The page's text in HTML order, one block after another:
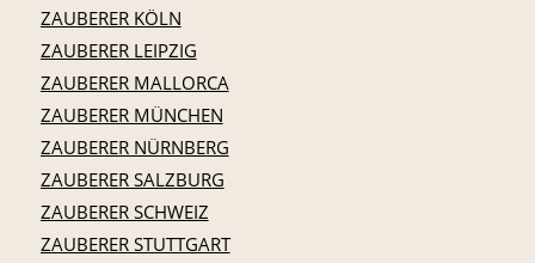
ZAUBERER KÖLN
ZAUBERER LEIPZIG
ZAUBERER MALLORCA
ZAUBERER MÜNCHEN
ZAUBERER NÜRNBERG
ZAUBERER SALZBURG
ZAUBERER SCHWEIZ
ZAUBERER STUTTGART